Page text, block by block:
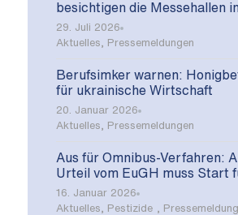
besichtigen die Messehallen
29. Juli 2026
Aktuelles
Pressemeldungen
Berufsimker warnen:
für ukrainische Wirtschaft
20. Januar 2026
Aktuelles
Pressemeldungen
Aus für Omnibus-Verfahren:
Urteil vom EuGH muss Start
16. Januar 2026
Aktuelles
Pestizide